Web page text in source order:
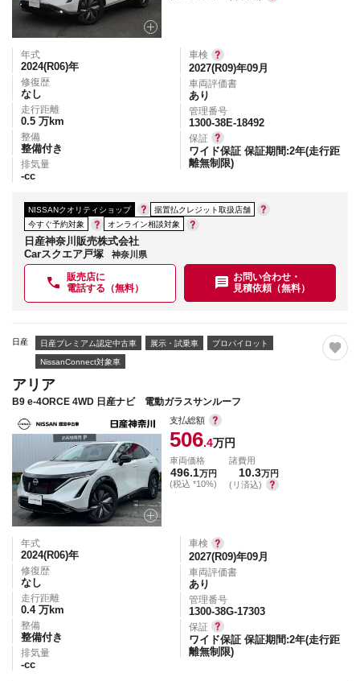
年式
2024(R06)年
修復歴
なし
走行距離
0.5 万km
整備
整備付き
排気量
-cc
車検
2027(R09)年09月
車両評価書
あり
管理番号
1300-38E-18492
保証
ワイド保証 保証期間:2年(走行距
離無制限)
NISSANクオリティショップ
据置払クレジット取扱店舗
今すぐ予約対象
オンライン相談対象
日産神奈川販売株式会社
Carスクエア戸塚
神奈川県
販売店に
電話する（無料）
お問い合わせ・
見積依頼（無料）
日産 日産プレミアム認定中古車 展示・試乗車 プロパイロット
NissanConnect対象車
アリア
B9 e-4ORCE 4WD 日産ナビ 電動ガラスサンルーフ
支払総額
506.4万円
車両価格
496.1万円
(税込 *10%)
諸費用
10.3万円
(リ済込)
年式
2024(R06)年
修復歴
なし
走行距離
0.4 万km
整備
整備付き
排気量
-cc
車検
2027(R09)年09月
車両評価書
あり
管理番号
1300-38G-17303
保証
ワイド保証 保証期間:2年(走行距
離無制限)